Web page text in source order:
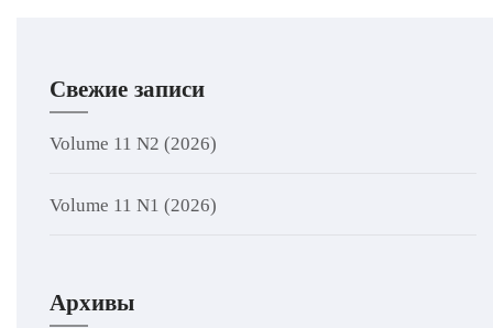
Свежие записи
Volume 11 N2 (2026)
Volume 11 N1 (2026)
Архивы